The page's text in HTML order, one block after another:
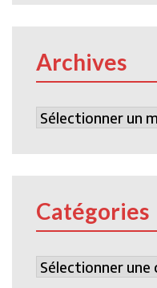
Archives
Archives
Catégories
Catégories